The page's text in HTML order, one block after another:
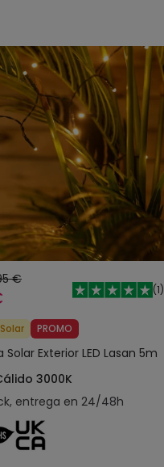
€
(1)
Solar PROMO
Solar Exterior LED Lasan 5m
3000K
entrega en 24/48h